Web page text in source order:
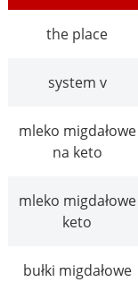
the place
system v
mleko migdałowe
na keto
mleko migdałowe
keto
bułki migdałowe